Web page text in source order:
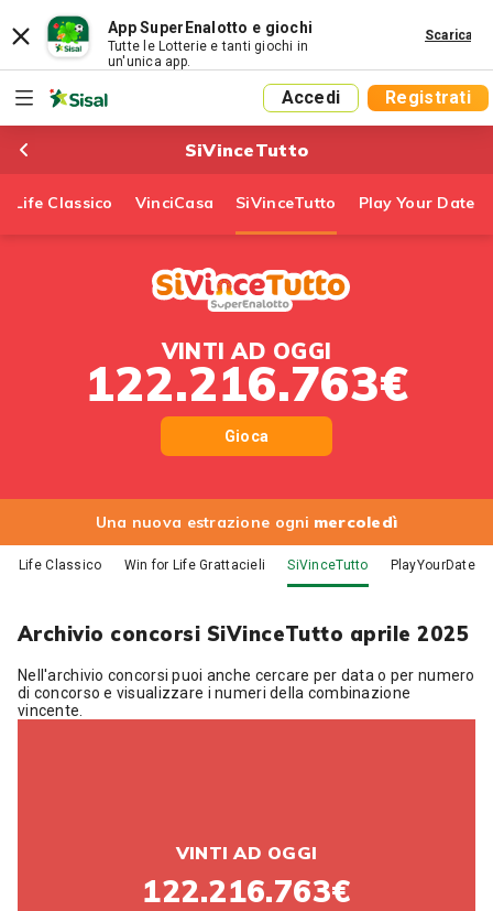
App SuperEnalotto e giochi
Tutte le Lotterie e tanti giochi in
un'unica app.
Scarica
Accedi Registrati
SiVinceTutto
Life Classico VinciCasa SiVinceTutto Play Your Date
VINTI AD OGGI
122.216.763€
Gioca
Una nuova estrazione ogni mercoledì
Life Classico Win for Life Grattacieli SiVinceTutto PlayYourDate
Archivio concorsi SiVinceTutto aprile 2025
Nell'archivio concorsi puoi anche cercare per data o per numero
di concorso e visualizzare i numeri della combinazione
vincente.
VINTI AD OGGI
122.216.763€